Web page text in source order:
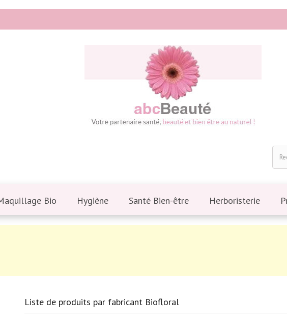
Bio Hygiène Santé Bien-être Herboristerie
Liste de produits par fabricant Biofloral